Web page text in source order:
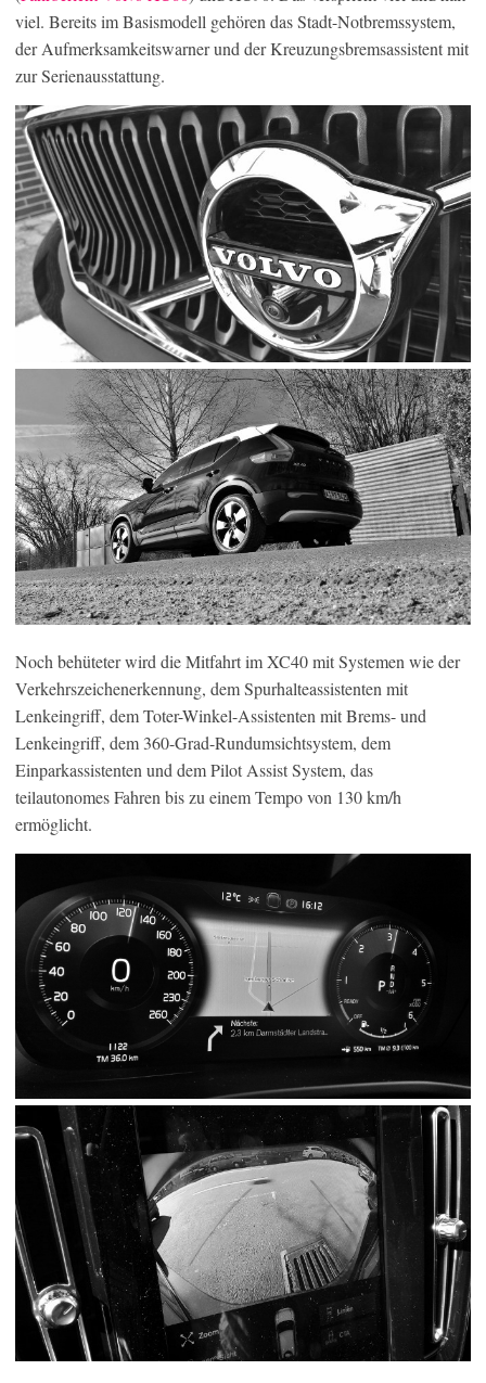
viel. Bereits im Basismodell gehören das Stadt-Notbremssystem,
der Aufmerksamkeitswarner und der Kreuzungsbremsassistent mit
zur Serienausstattung.
Noch behüteter wird die Mitfahrt im XC40 mit Systemen wie der
Verkehrszeichenerkennung, dem Spurhalteassistenten mit
Lenkeingriff, dem Toter-Winkel-Assistenten mit Brems- und
Lenkeingriff, dem 360-Grad-Rundumsichtsystem, dem
Einparkassistenten und dem Pilot Assist System, das
teilautonomes Fahren bis zu einem Tempo von 130 km/h
ermöglicht.